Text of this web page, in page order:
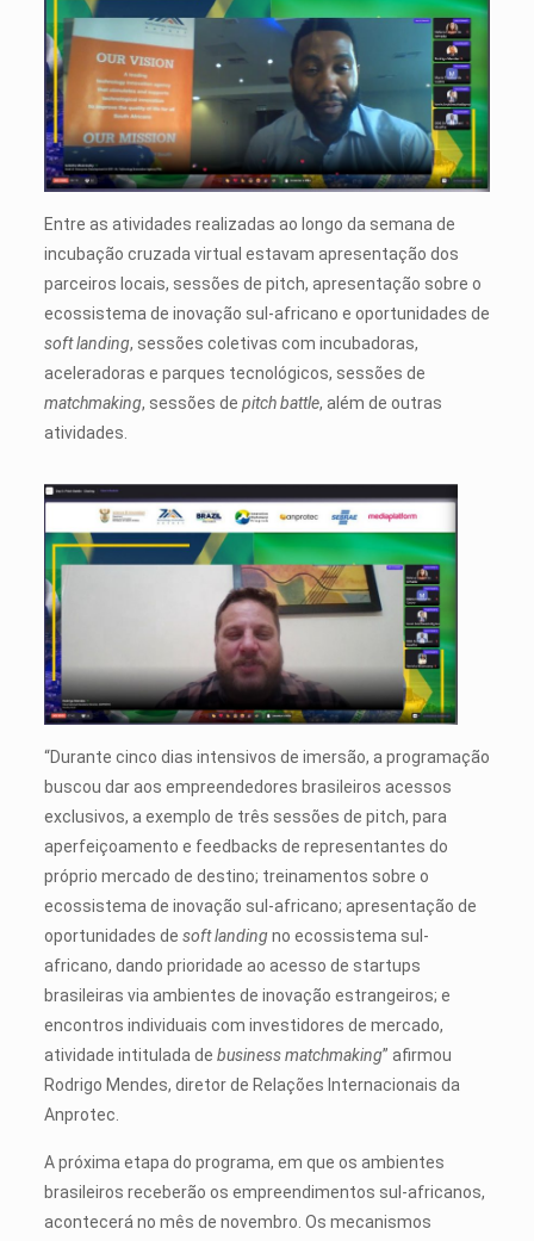
Entre as atividades realizadas ao longo da semana de
incubação cruzada virtual estavam apresentação dos
parceiros locais, sessões de pitch, apresentação sobre o
ecossistema de inovação sul-africano e oportunidades de
soft landing, sessões coletivas com incubadoras,
aceleradoras e parques tecnológicos, sessões de
matchmaking, sessões de pitch battle, além de outras
atividades.
“Durante cinco dias intensivos de imersão, a programação
buscou dar aos empreendedores brasileiros acessos
exclusivos, a exemplo de três sessões de pitch, para
aperfeiçoamento e feedbacks de representantes do
próprio mercado de destino; treinamentos sobre o
ecossistema de inovação sul-africano; apresentação de
oportunidades de soft landingno ecossistema sul-
africano, dando prioridade ao acesso de startups
brasileiras via ambientes de inovação estrangeiros; e
encontros individuais com investidores de mercado,
atividade intitulada de business matchmaking” afirmou
Rodrigo Mendes, diretor de Relações Internacionais da
Anprotec.
A próxima etapa do programa, em que os ambientes
brasileiros receberão os empreendimentos sul-africanos,
acontecerá no mês de novembro. Os mecanismos